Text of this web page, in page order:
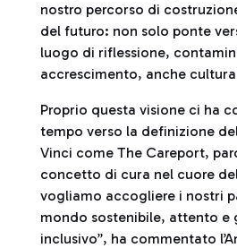
nostro percorso di
del futuro: non solo ponte
luogo di riflessione,
accrescimento, anche
Proprio questa visione ci ha
tempo verso la definizione
Vinci come The Careport,
concetto di cura nel cuore
vogliamo accogliere i nostri
mondo sostenibile, attento e
inclusivo”, ha commentato